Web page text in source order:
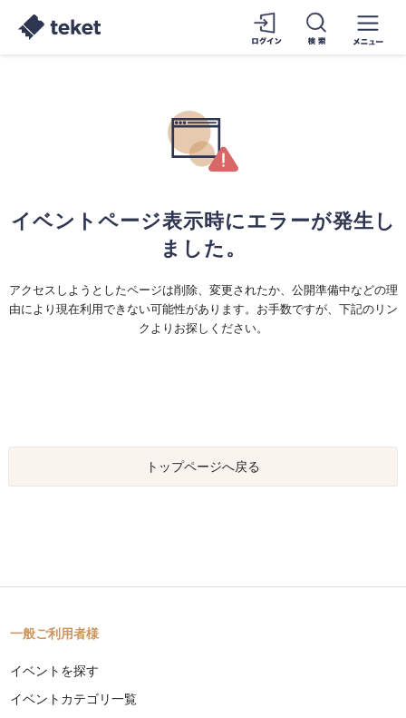
イベントページ表示時にエラーが発生し
ました。
アクセスしようとしたページは削除、変更されたか、公開準備中などの理
由により現在利用できない可能性があります。お手数ですが、下記のリン
クよりお探しください。
トップページへ戻る
一般ご利用者様
イベントを探す
イベントカテゴリ一覧